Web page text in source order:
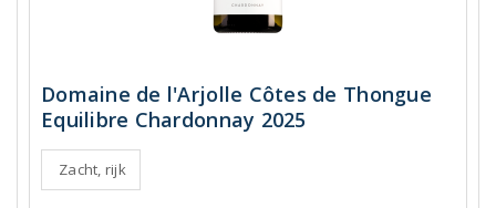
Domaine de l'Arjolle Côtes de Thongue
Equilibre Chardonnay 2025
Zacht, rijk